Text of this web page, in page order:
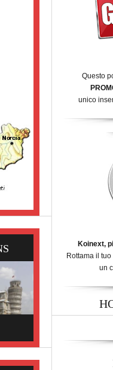
Questo
unico
Koinext,
Rottama il
un